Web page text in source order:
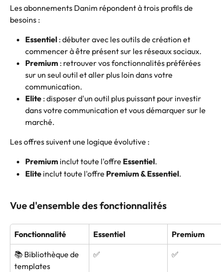
Les abonnements Danim répondent à trois profils de
besoins :
Essentiel : débuter avec les outils de création et
commencer à être présent sur les réseaux sociaux.
Premium : retrouver vos fonctionnalités préférées
sur un seul outil et aller plus loin dans votre
communication.
Elite : disposer d'un outil plus puissant pour investir
dans votre communication et vous démarquer sur le
marché.
Les offres suivent une logique évolutive :
Premium inclut toute l'offre Essentiel.
Elite inclut toute l'offre Premium & Essentiel.
Vue d'ensemble des fonctionnalités
Fonctionnalité Essentiel Premium
📚 Bibliothèque de
templates
✅ ✅